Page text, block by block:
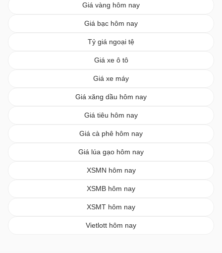
Giá vàng hôm nay
Giá bạc hôm nay
Tỷ giá ngoại tệ
Giá xe ô tô
Giá xe máy
Giá xăng dầu hôm nay
Giá tiêu hôm nay
Giá cà phê hôm nay
Giá lúa gạo hôm nay
XSMN hôm nay
XSMB hôm nay
XSMT hôm nay
Vietlott hôm nay